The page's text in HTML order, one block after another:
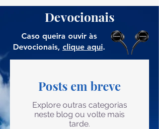
Devocionais
Caso queira ouvir às
Devocionais, clique aqui.
Posts em breve
Explore outras categorias
neste blog ou volte mais
tarde.